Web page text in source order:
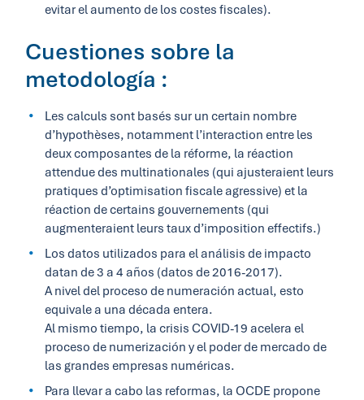
evitar el aumento de los costes fiscales).
Cuestiones sobre la
metodología :
Les calculs sont basés sur un certain nombre
d’hypothèses, notamment l’interaction entre les
deux composantes de la réforme, la réaction
attendue des multinationales (qui ajusteraient leurs
pratiques d’optimisation fiscale agressive) et la
réaction de certains gouvernements (qui
augmenteraient leurs taux d’imposition effectifs.)
Los datos utilizados para el análisis de impacto
datan de 3 a 4 años (datos de 2016-2017).
A nivel del proceso de numeración actual, esto
equivale a una década entera.
Al mismo tiempo, la crisis COVID-19 acelera el
proceso de numerización y el poder de mercado de
las grandes empresas numéricas.
Para llevar a cabo las reformas, la OCDE propone